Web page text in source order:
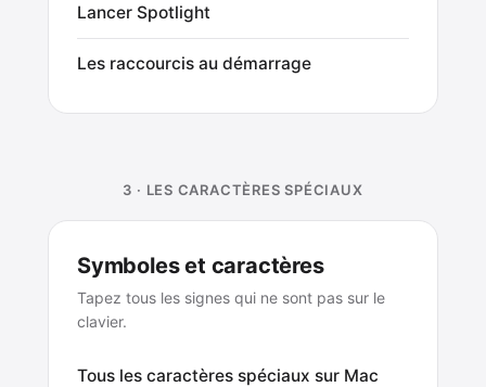
Lancer Spotlight
Les raccourcis au démarrage
3 · LES CARACTÈRES SPÉCIAUX
Symboles et caractères
Tapez tous les signes qui ne sont pas sur le
clavier.
Tous les caractères spéciaux sur Mac